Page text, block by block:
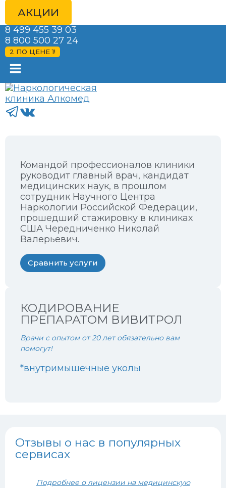
АКЦИИ
8 499 455 39 03
8 800 500 27 24
2 ПО ЦЕНЕ 1!
Командой профессионалов клиники
руководит главный врач, кандидат
медицинских наук, в прошлом
сотрудник Научного Центра
Наркологии Российской Федерации,
прошедший стажировку в клиниках
США Чередниченко Николай
Валерьевич. ​
Сравнить услуги
КОДИРОВАНИЕ
ПРЕПАРАТОМ ВИВИТРОЛ
Врачи с опытом от 20 лет обязательно вам
помогут!
*внутримышечные уколы
Отзывы о нас в популярных
сервисах
Подробнее о лицензии на медицинскую